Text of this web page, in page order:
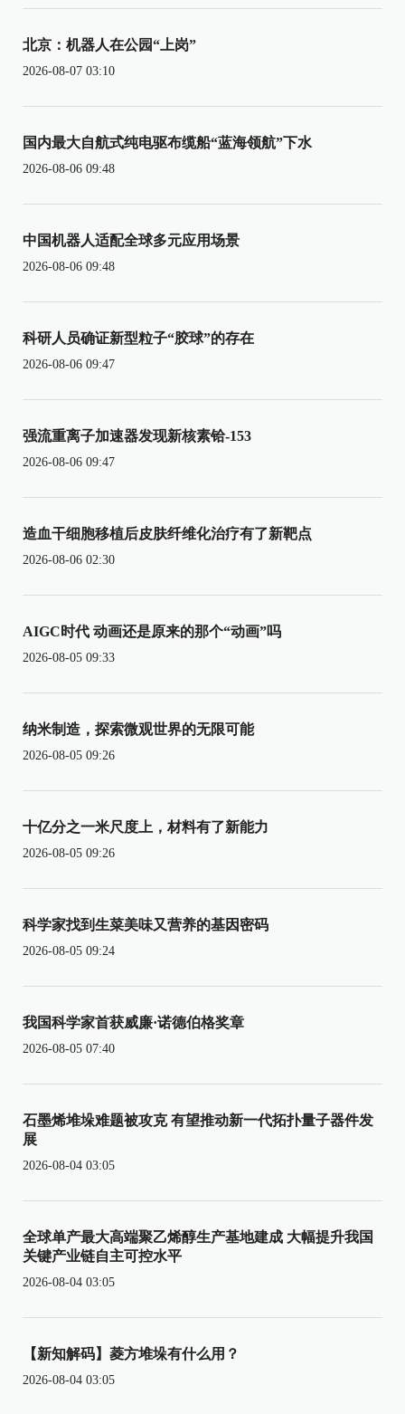
北京：机器人在公园“上岗”
2026-08-07 03:10
国内最大自航式纯电驱布缆船“蓝海领航”下水
2026-08-06 09:48
中国机器人适配全球多元应用场景
2026-08-06 09:48
科研人员确证新型粒子“胶球”的存在
2026-08-06 09:47
强流重离子加速器发现新核素铪-153
2026-08-06 09:47
造血干细胞移植后皮肤纤维化治疗有了新靶点
2026-08-06 02:30
AIGC时代 动画还是原来的那个“动画”吗
2026-08-05 09:33
纳米制造，探索微观世界的无限可能
2026-08-05 09:26
十亿分之一米尺度上，材料有了新能力
2026-08-05 09:26
科学家找到生菜美味又营养的基因密码
2026-08-05 09:24
我国科学家首获威廉·诺德伯格奖章
2026-08-05 07:40
石墨烯堆垛难题被攻克 有望推动新一代拓扑量子器件发
展
2026-08-04 03:05
全球单产最大高端聚乙烯醇生产基地建成 大幅提升我国
关键产业链自主可控水平
2026-08-04 03:05
【新知解码】菱方堆垛有什么用？
2026-08-04 03:05